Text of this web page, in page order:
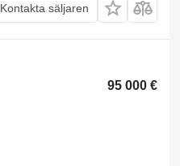
Kontakta säljaren
95 000 €